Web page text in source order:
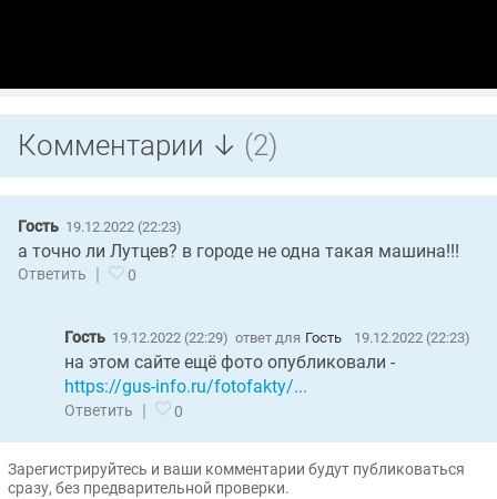
Комментарии ↓ (2)
Гость 19.12.2022 (22:23)
а точно ли Лутцев? в городе не одна такая машина!!!
Ответить | 0
Гость 19.12.2022 (22:29) ответ для Гость 19.12.2022 (22:23)
на этом сайте ещё фото опубликовали -
https://gus-info.ru/fotofakty/...
Ответить | 0
Зарегистрируйтесь и ваши комментарии будут публиковаться
сразу, без предварительной проверки.